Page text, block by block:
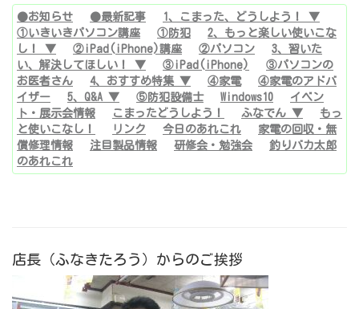
●お知らせ ●最新記事
1、こまった、どうしよう！ ▼
①いきいきパソコン講座
①防犯
2、もっと楽しい使いこな
し！ ▼
②iPad(iPhone)講座 ②パソコン
3、習いた
い、解決してほしい！ ▼
③iPad(iPhone)
③パソコンの
お医者さん
4、おすすめ特集 ▼ ④家電
④家電のアドバ
イザー
5、Q&A ▼ ⑤防犯設備士 Windows10
イベン
ト・展示会情報
こまったどうしよう！ ふなでん ▼
もっ
と使いこなし！
リンク 今日のあれこれ
家電の回収・無
償修理情報
注目製品情報 研修会・勉強会
釣りバカ太郎
のあれこれ
店長（ふなきたろう）からのご挨拶